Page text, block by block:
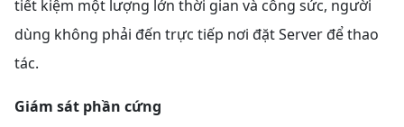
tiết kiệm một lượng lớn thời gian và công sức, người
dùng không phải đến trực tiếp nơi đặt Server để thao
tác.
Giám sát phần cứng